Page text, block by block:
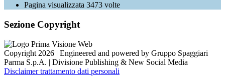
Pagina visualizzata 3473 volte
Sezione Copyright
Copyright 2026 | Engineered and powered by Gruppo Spaggiari
Parma S.p.A. | Divisione Publishing & New Social Media
Disclaimer trattamento dati personali